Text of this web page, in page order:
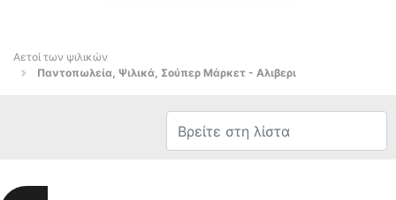
Αετοί των ψιλικών
Παντοπωλεία, Ψιλικά, Σούπερ Μάρκετ - Αλιβερι